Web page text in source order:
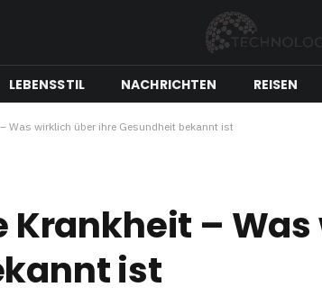
LEBENSSTIL NACHRICHTEN REISEN
Was wirklich über ihre Gesundheit bekannt ist
Krankheit –
ist